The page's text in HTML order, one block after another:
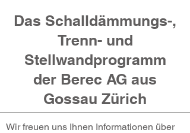
Das Schalldämmungs-,
Trenn- und
Stellwandprogramm
der Berec AG aus
Gossau Zürich
Wir freuen uns Ihnen Informationen über